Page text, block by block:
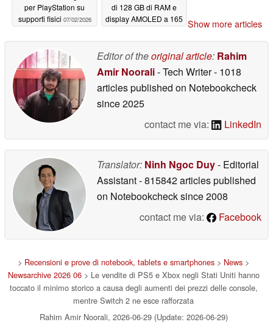
per PlayStation su
supporti fisici 07/02/2026
di 128 GB di RAM e
display AMOLED a 165 Show more articles
Editor of theoriginal article: Rahim
Amir Noorali- Tech Writer- 1018
articles published on Notebookcheck
since 2025
contact me via:
LinkedIn
Translator: Ninh Ngoc Duy- Editorial
Assistant- 815842 articles published
on Notebookchecksince 2008
contact me via:
Facebook
> Recensioni e prove di notebook, tablets e smartphones > News >
Newsarchive 2026 06> Le vendite di PS5 e Xbox negli Stati Uniti hanno
toccato il minimo storico a causa degli aumenti dei prezzi delle console,
mentre Switch 2 ne esce rafforzata
Rahim Amir Noorali, 2026-06-29 (Update: 2026-06-29)